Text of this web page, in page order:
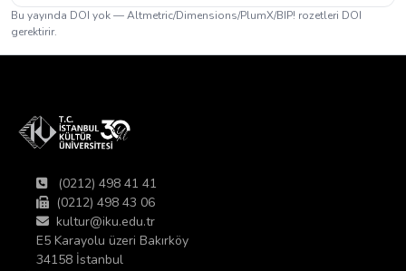
Bu yayında DOI yok — Altmetric/Dimensions/PlumX/BIP! rozetleri DOI
gerektirir.
(0212) 498 41 41
(0212) 498 43 06
kultur@iku.edu.tr
E5 Karayolu üzeri Bakırköy
34158 İstanbul